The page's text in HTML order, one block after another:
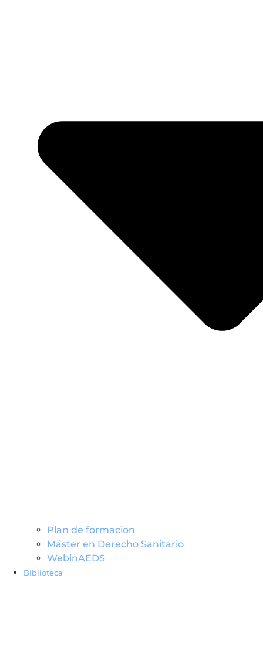
Plan de formacion
Máster en Derecho Sanitario
WebinAEDS
Biblioteca